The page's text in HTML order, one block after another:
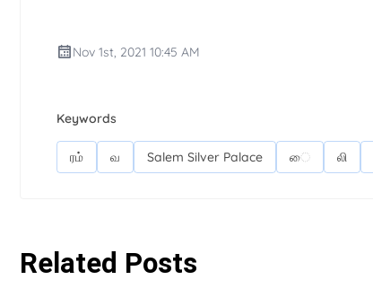
Nov 1st, 2021 10:45 AM
Keywords
ரம் வ Salem Silver Palace ை லி
Related Posts